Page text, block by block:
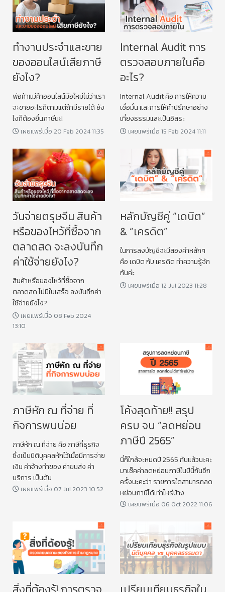
ทำงานประจำและขาย
ของออนไลน์เสียภาษี
ยังไง?
พ่อค้าแม่ค้าออนไลน์มือใหม่ไม่ว่าเรา
จะขายอะไรก็ตามแต่ถ้ามีรายได้ ยัง
ไงก็ต้องยื่นภาษีนะ!
เผยแพร่เมื่อ 20 Feb 2024 11:35
Internal Audit การ
ตรวจสอบภายในคือ
อะไร?
Internal Audit คือ การให้ความ
เชื่อมั่น และการให้คำปรึกษาอย่าง
เที่ยงธรรมและเป็นอิสระ
เผยแพร่เมื่อ 15 Feb 2024 11:11
วันจ่ายตรุษจีน สินค้า
หรือของไหว้ที่ซื้อจาก
ตลาดสด จะลงบันทึก
ค่าใช้จ่ายยังไง?
สินค้าหรือของไหว้ที่ซื้อจาก
ตลาดสด ไม่มีใบเสร็จ ลงบันทึกค่า
ใช้จ่ายยังไง?
เผยแพร่เมื่อ 08 Feb 2024
13:10
หลักบัญชีคู่ “เดบิต”
& “เครดิต”
ในการลงบัญชีจะมีสองคำหลักๆ
คือ เดบิต กับ เครดิต ทำความรู้จัก
กันค่ะ
เผยแพร่เมื่อ 12 Jul 2023 11:28
ภาษีหัก ณ ที่จ่าย ที่
กิจการพบบ่อย
ภาษีหัก ณ ที่จ่าย คือ ภาษีที่ธุรกิจ
ซึ่งเป็นนิติบุคคลหักไว้เมื่อมีการจ่าย
เงิน ค่าจ้างทำของ ค่าขนส่ง ค่า
บริการ เป็นต้น
เผยแพร่เมื่อ 07 Jul 2023 10:52
โค้งสุดท้าย!! สรุป
ครบ จบ “ลดหย่อน
ภาษีปี 2565”
นี่ก็ใกล้จะหมดปี 2565 กันแล้วนะคะ
มาเช็คค่าลดหย่อนภาษีในปีนี้กันอีก
ครั้งนะคะว่า รายการใดสามารถลด
หย่อนภาษีได้เท่าไหร่บ้าง
เผยแพร่เมื่อ 06 Oct 2022 11:06